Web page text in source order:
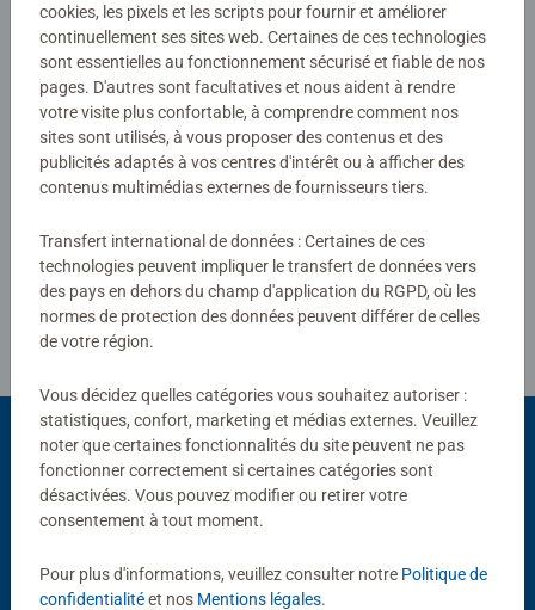
Aucune évaluation n'a encore été
soumise
0/0
Consignes d'évaluation
Choix populaires
D'autres personnes aiment aussi
cookies, les pixels et les scripts pour fournir et améliorer
continuellement ses sites web. Certaines de ces technologies
sont essentielles au fonctionnement sécurisé et fiable de nos
pages. D'autres sont facultatives et nous aident à rendre
votre visite plus confortable, à comprendre comment nos
sites sont utilisés, à vous proposer des contenus et des
publicités adaptés à vos centres d'intérêt ou à afficher des
contenus multimédias externes de fournisseurs tiers.
Transfert international de données : Certaines de ces
technologies peuvent impliquer le transfert de données vers
des pays en dehors du champ d'application du RGPD, où les
normes de protection des données peuvent différer de celles
de votre région.
Vous décidez quelles catégories vous souhaitez autoriser :
statistiques, confort, marketing et médias externes. Veuillez
noter que certaines fonctionnalités du site peuvent ne pas
fonctionner correctement si certaines catégories sont
désactivées. Vous pouvez modifier ou retirer votre
consentement à tout moment.
Pour plus d'informations, veuillez consulter notre Politique de
confidentialitéet nos Mentions légales.